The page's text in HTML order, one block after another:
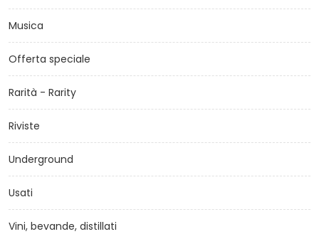
Musica
Offerta speciale
Rarità - Rarity
Riviste
Underground
Usati
Vini, bevande, distillati